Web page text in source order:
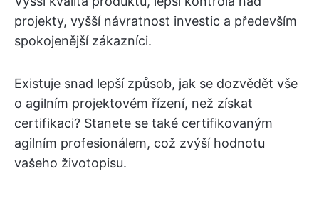
projekty, vyšší návratnost investic a především
spokojenější zákazníci.
Existuje snad lepší způsob, jak se dozvědět vše
o agilním projektovém řízení, než získat
certifikaci? Stanete se také certifikovaným
agilním profesionálem, což zvýší hodnotu
vašeho životopisu.